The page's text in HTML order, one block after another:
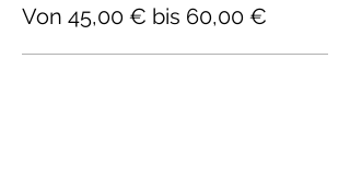
Von 45,00 € bis 60,00 €